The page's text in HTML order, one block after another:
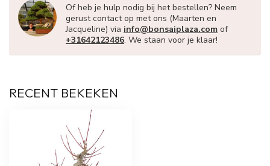
Of heb je hulp nodig bij het bestellen? Neem
gerust contact op met ons (Maarten en
Jacqueline) via info@bonsaiplaza.com of
+31642123486. We staan voor je klaar!
RECENT BEKEKEN